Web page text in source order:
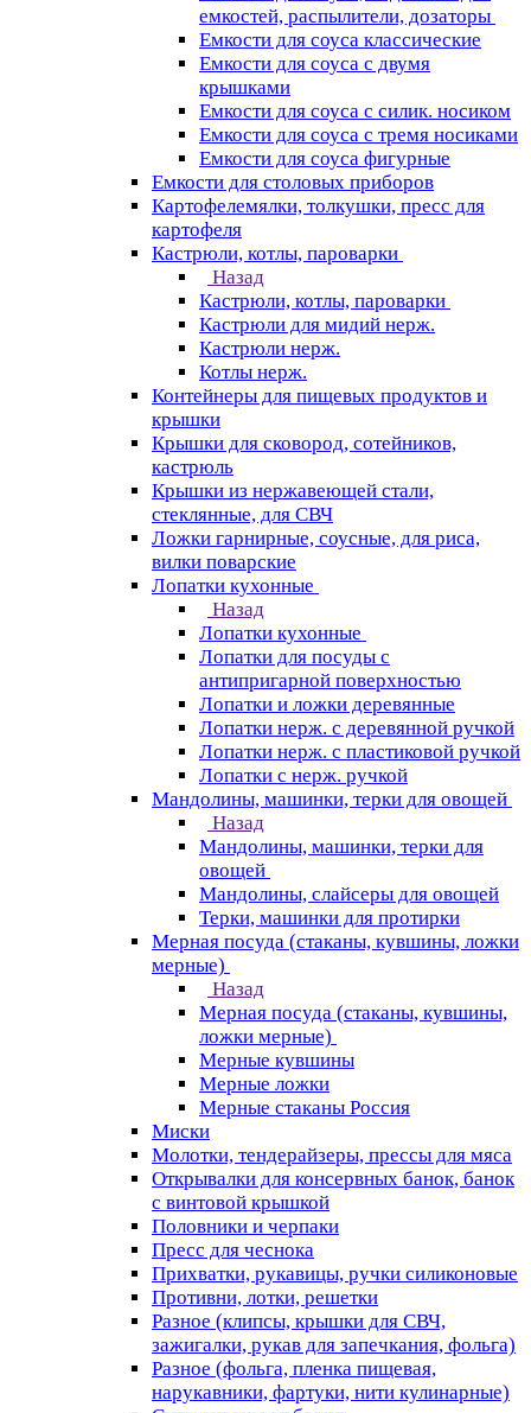
емкостей, распылители, дозаторы
Емкости для соуса классические
Емкости для соуса с двумя
крышками
Емкости для соуса с силик. носиком
Емкости для соуса с тремя носиками
Емкости для соуса фигурные
Емкости для столовых приборов
Картофелемялки, толкушки, пресс для
картофеля
Кастрюли, котлы, пароварки
Назад
Кастрюли, котлы, пароварки
Кастрюли для мидий нерж.
Кастрюли нерж.
Котлы нерж.
Контейнеры для пищевых продуктов и
крышки
Крышки для сковород, сотейников,
кастрюль
Крышки из нержавеющей стали,
стеклянные, для СВЧ
Ложки гарнирные, соусные, для риса,
вилки поварские
Лопатки кухонные
Назад
Лопатки кухонные
Лопатки для посуды с
антипригарной поверхностью
Лопатки и ложки деревянные
Лопатки нерж. с деревянной ручкой
Лопатки нерж. с пластиковой ручкой
Лопатки с нерж. ручкой
Мандолины, машинки, терки для овощей
Назад
Мандолины, машинки, терки для
овощей
Мандолины, слайсеры для овощей
Терки, машинки для протирки
Мерная посуда (стаканы, кувшины, ложки
мерные)
Назад
Мерная посуда (стаканы, кувшины,
ложки мерные)
Мерные кувшины
Мерные ложки
Мерные стаканы Россия
Миски
Молотки, тендерайзеры, прессы для мяса
Открывалки для консервных банок, банок
с винтовой крышкой
Половники и черпаки
Пресс для чеснока
Прихватки, рукавицы, ручки силиконовые
Противни, лотки, решетки
Разное (клипсы, крышки для СВЧ,
зажигалки, рукав для запечкания, фольга)
Разное (фольга, пленка пищевая,
нарукавники, фартуки, нити кулинарные)